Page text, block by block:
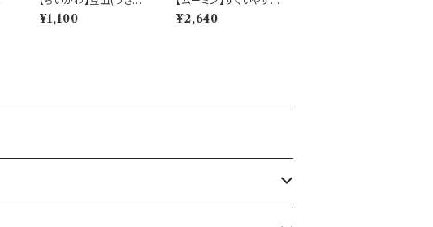
【CKW20】CKW23-3
33
¥1,100
カレー皿（リトルミィ）
【MM9000】MM900
¥2,640